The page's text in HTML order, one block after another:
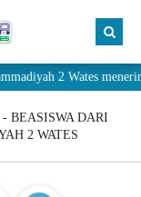
2 Wates menerima
BEASISWA DARI
2 WATES